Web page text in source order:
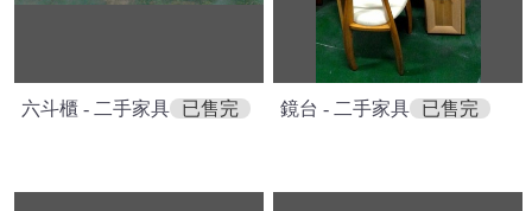
六斗櫃 - 二手家具 已售完 鏡台 - 二手家具 已售完